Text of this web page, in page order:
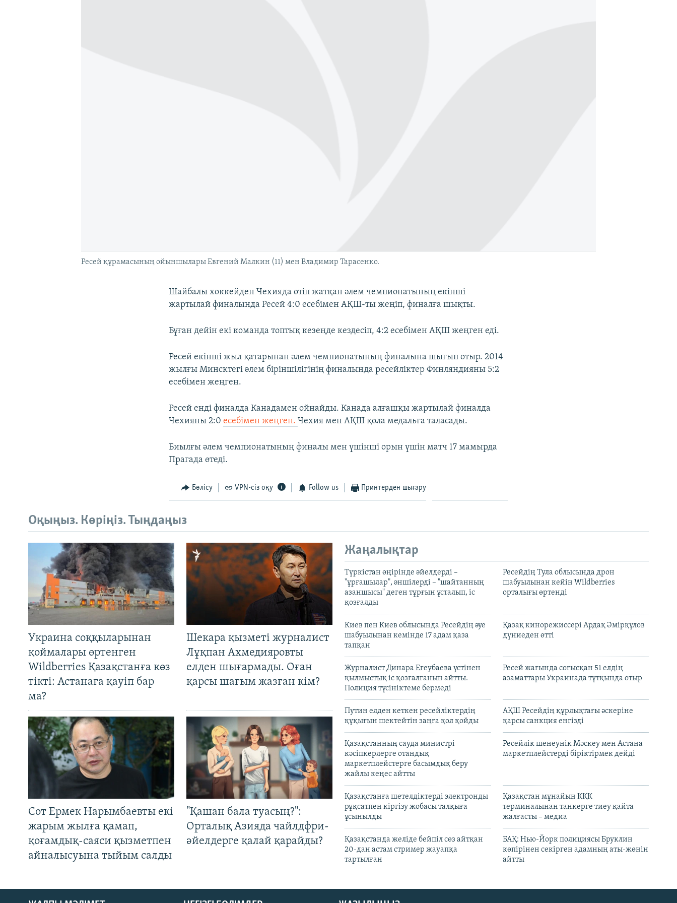
Ресей құрамасының ойыншылары Евгений Малкин (11) мен Владимир Тарасенко.
Шайбалы хоккейден Чехияда өтіп жатқан әлем чемпионатының екінші
жартылай финалында Ресей 4:0 есебімен АҚШ-ты жеңіп, финалға шықты.
Бұған дейін екі команда топтық кезеңде кездесіп, 4:2 есебімен АҚШ жеңген еді.
Ресей екінші жыл қатарынан әлем чемпионатының финалына шығып отыр. 2014
жылғы Минсктегі әлем біріншілігінің финалында ресейліктер Финляндияны 5:2
есебімен жеңген.
Ресей енді финалда Канадамен ойнайды. Канада алғашқы жартылай финалда
Чехияны 2:0есебімен жеңген.Чехия мен АҚШ қола медальға таласады.
Биылғы әлем чемпионатының финалы мен үшінші орын үшін матч 17 мамырда
Прагада өтеді.
Бөлісу VPN-сіз оқу Follow us Принтерден шығару
Оқыңыз. Көріңіз. Тыңдаңыз
Украина соққыларынан
қоймалары өртенген
Wildberries Қазақстанға көз
тікті: Астанаға қауіп бар
ма?
Шекара қызметі журналист
Лұқпан Ахмедияровты
елден шығармады. Оған
қарсы шағым жазған кім?
Сот Ермек Нарымбаевты екі
жарым жылға қамап,
қоғамдық-саяси қызметпен
айналысуына тыйым салды
"Қашан бала туасың?":
Орталық Азияда чайлдфри-
әйелдерге қалай қарайды?
Жаңалықтар
Түркістан өңірінде әйелдерді –
"ұрғашылар", әншілерді – "шайтанның
азаншысы" деген тұрғын ұсталып, іс
қозғалды
Ресейдің Тула облысында дрон
шабуылынан кейін Wildberries
орталығы өртенді
Киев пен Киев облысында Ресейдің әуе
шабуылынан кемінде 17 адам қаза
тапқан
Қазақ кинорежиссері Ардақ Әмірқұлов
дүниеден өтті
Журналист Динара Егеубаева үстінен
қылмыстық іс қозғалғанын айтты.
Полиция түсініктеме бермеді
Ресей жағында соғысқан 51 елдің
азаматтары Украинада тұтқында отыр
Путин елден кеткен ресейліктердің
құқығын шектейтін заңға қол қойды
АҚШ Ресейдің құрлықтағы әскеріне
қарсы санкция енгізді
Қазақстанның сауда министрі
кәсіпкерлерге отандық
маркетплейстерге басымдық беру
жайлы кеңес айтты
Ресейлік шенеунік Мәскеу мен Астана
маркетплейстерді біріктірмек дейді
Қазақстанға шетелдіктерді электронды
рұқсатпен кіргізу жобасы талқыға
ұсынылды
Қазақстан мұнайын КҚК
терминалынан танкерге тиеу қайта
жалғасты – медиа
Қазақстанда желіде бейпіл сөз айтқан
20-дан астам стример жауапқа
тартылған
БАҚ: Нью-Йорк полициясы Бруклин
көпірінен секірген адамның аты-жөнін
айтты